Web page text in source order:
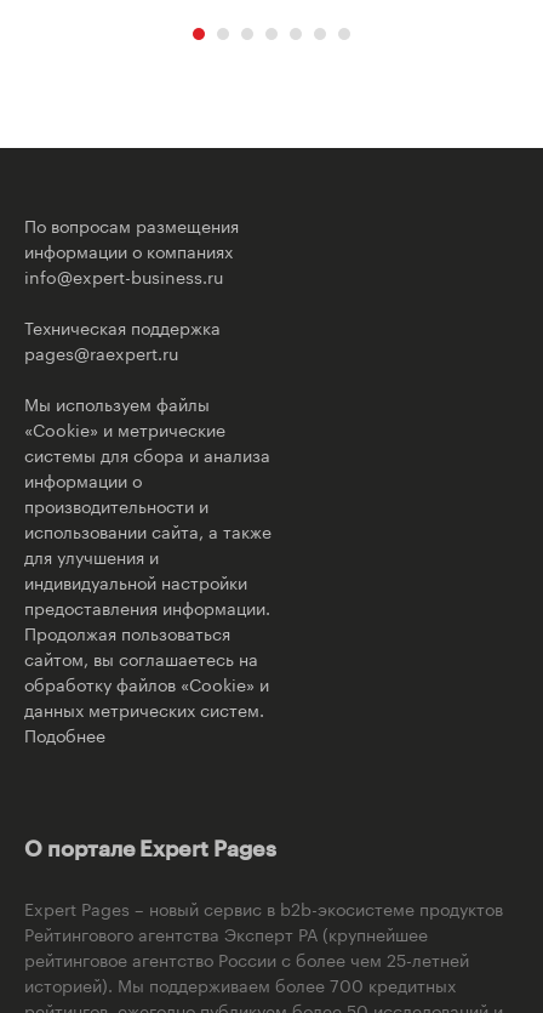
По вопросам размещения
информации о компаниях
info@expert-business.ru
Техническая поддержка
pages@raexpert.ru
Мы используем файлы
«Cookie» и метрические
системы для сбора и анализа
информации о
производительности и
использовании сайта, а также
для улучшения и
индивидуальной настройки
предоставления информации.
Продолжая пользоваться
сайтом, вы соглашаетесь на
обработку файлов «Cookie» и
данных метрических систем.
Подобнее
О портале Expert Pages
Expert Pages – новый сервис в b2b-экосистеме продуктов
Рейтингового агентства Эксперт РА (крупнейшее
рейтинговое агентство России с более чем 25-летней
историей). Мы поддерживаем более 700 кредитных